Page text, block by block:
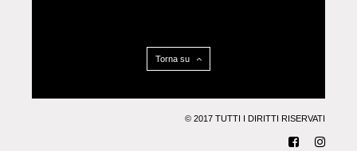
Torna su
© 2017 TUTTI I DIRITTI RISERVATI